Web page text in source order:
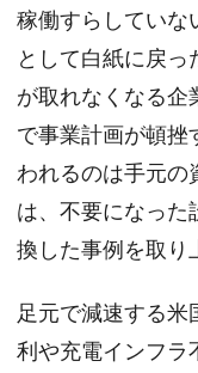
稼働すらしていな
として白紙に戻っ
が取れなくなる企
で事業計画が頓挫
われるのは手元の
は、不要になった
換した事例を取り
足元で減速する米
利や充電インフラ